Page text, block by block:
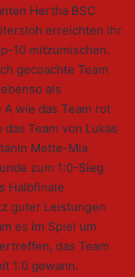
Hertha BSC
erreichten ihr
10 mitzumischen.
gecoachte Team
als
wie das Team rot
Team von Lukas
Mette-Mia
zum 1:0-Sieg
Halbfinale
guter Leistungen
es im Spiel um
das Team
1:0 gewann.